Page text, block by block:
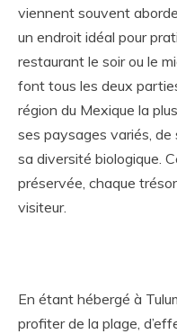
viennent souvent
un endroit idéal pour
restaurant le soir ou le
font tous les deux
région du Mexique la
ses paysages variés,
sa diversité biologique.
préservée, chaque
visiteur.
En étant hébergé à
profiter de la plage,